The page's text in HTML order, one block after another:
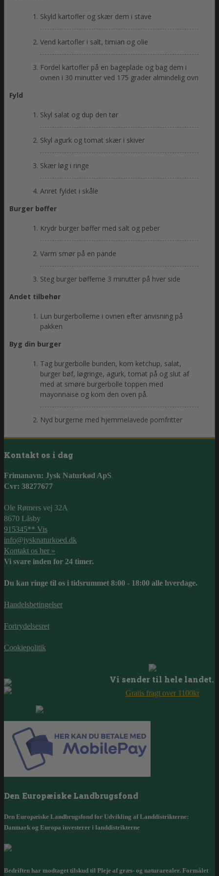
Skyld kartofler og skær dem i stave
Vend kartofler i salt, timian og olie
Fordel kartofler på en bageplade og bag dem i
ovnen i 30 minutter ved 175 grader almindelig ovn
Fyld
Skyl salat og dup den tør
Skyl agurk og tomat skær i skiver
Skær løg i ringe
Anret fyldet i skåle
Burger bøffer
Krydr burger bøffer med salt og peber
Varm smør på en pande
Steg burger bøfferne 3 minutter på hver side
Andet tilbehør
Lun burgerbollerne i ovnen efter anvisning på
pakken
Byg din burger
Tag burgerbolle bunden, kom ketchup, salat,
burger bøf, løgringe, agurk, tomat på og slut af
med at smøre burgerbolle toppen med
mayonnaise og kom den oven på.
Nyd burgerne med hjemmelavede pomfritter
Kontakt os i dag
Frimanavn: Jysk Naturkød ApS
Cvr: 38277677
Ole Rømers vej 32A
8670 Låsby
915345** Vis
info@jysknaturkoed.dk
Kontakt os her »
Vi svare inden for 24 timer.
Du kan ringe til os i tidsrummet 8:00 - 18:00 alle hverdage.
Handelsbetingelser
Fortrydelsesret
Cookiepolitik
Vi sender til hele landet.
Gratis fragt over 1100kr
Den Europæiske Landbrugsfond
Den Europæiske Landbrugsfond for Udvikling af Landdistrikterne:
Danmark og Europa investerer i landdistrikterne
Bedriften har modtaget tilskud til Pleje af græs- og naturarealer. Formålet